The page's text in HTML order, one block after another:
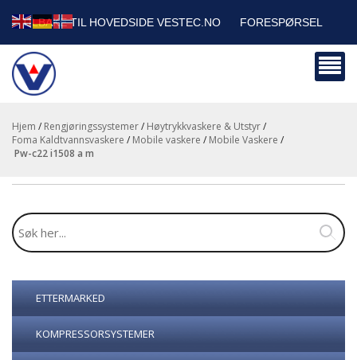
TILBAKE TIL HOVEDSIDE VESTEC.NO FORESPØRSEL
HANDLEVOGN
BEDRIFTSKUNDER
Hjem / Rengjøringssystemer/ Høytrykkvaskere & Utstyr/
Foma Kaldtvannsvaskere / Mobile vaskere / Mobile Vaskere /
pw-c22 i1508 a m
ETTERMARKED
KOMPRESSORSYSTEMER